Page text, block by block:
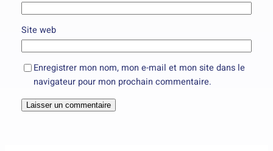
Site web
Enregistrer mon nom, mon e-mail et mon site dans le
navigateur pour mon prochain commentaire.